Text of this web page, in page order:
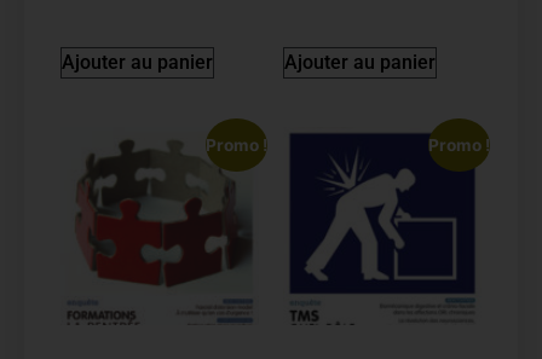
Ajouter au panier Ajouter au panier
Promo ! Promo !